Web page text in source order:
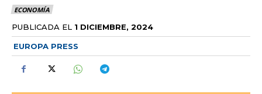
ECONOMÍA
PUBLICADA EL 1 DICIEMBRE, 2024
EUROPA PRESS